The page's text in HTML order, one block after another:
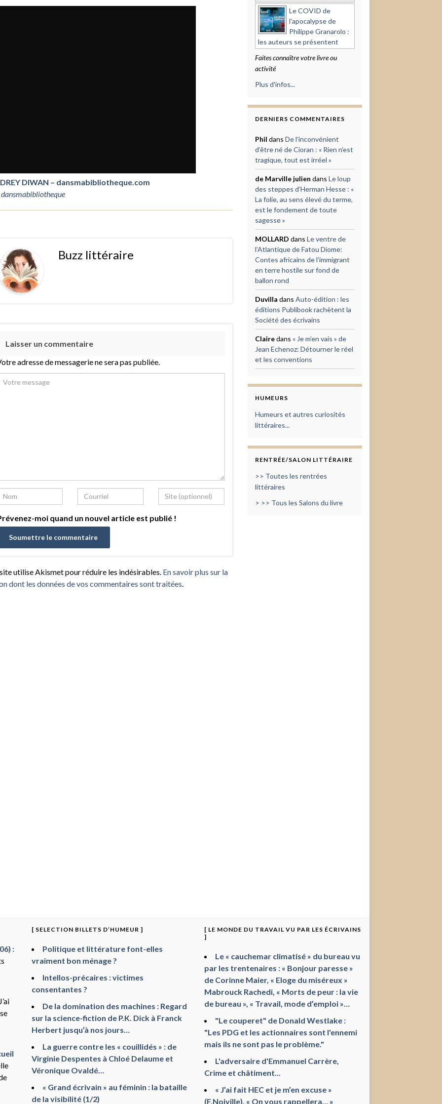
DIWAN – dansmabibliotheque.com
dansmabibliotheque
Buzz littéraire
Laisser un commentaire
adresse de messagerie ne sera pas publiée.
moi quand un nouvel article est publié !
utilise Akismet pour réduire les indésirables. En savoir plus sur la
dont les données de vos commentaires sont traitées
Le COVID de
l'apocalypse de
Philippe Granarolo :
les auteurs se présentent
Faites connaître votre livre ou
activité
Plus d'infos...
DERNIERS COMMENTAIRES
Phil dans De l’inconvénient
d’être né de Cioran : « Rien n’est
tragique, tout est irréel »
de Marville julien dans Le loup
des steppes d’Herman Hesse : «
La folie, au sens élevé du terme,
est le fondement de toute
sagesse »
MOLLARD dans Le ventre de
l’Atlantique de Fatou Diome:
Contes africains de l’immigrant
en terre hostile sur fond de
ballon rond
Duvilla dans Auto-édition : les
éditions Publibook rachètent la
Société des écrivains
Clairedans « Je m’en vais » de
Jean Echenoz: Détourner le réel
et les conventions
HUMEURS
Humeurs et autres curiosités
littéraires...
RENTRÉE/SALON LITTÉRAIRE
>> Toutes les rentrées
littéraires
> >> Tous les Salons du livre
:
[ SELECTION BILLETS D’HUMEUR ]
Politique et littérature font-elles
vraiment bon ménage ?
Intellos-précaires : victimes
consentantes ?
De la domination des machines : Regard
sur la science-fiction de P.K. Dick à Franck
Herbert jusqu’à nos jours…
La guerre contre les « couillidés » : de
Virginie Despentes à Chloé Delaume et
Véronique Ovaldé…
« Grand écrivain » au féminin : la bataille
de la visibilité (1/2)
[ LE MONDE DU TRAVAIL VU PAR LES ÉCRIVAINS
]
Le « cauchemar climatisé » du bureau vu
par les trentenaires : « Bonjour paresse »
de Corinne Maier, « Eloge du miséreux »
Mabrouck Rachedi, « Morts de peur : la vie
de bureau », « Travail, mode d’emploi »…
"Le couperet" de Donald Westlake :
"Les PDG et les actionnaires sont l'ennemi
mais ils ne sont pas le problème."
L'adversaire d'Emmanuel Carrère,
Crime et châtiment...
« J’ai fait HEC et je m’en excuse »
(F.Noiville), « On vous rappellera… »